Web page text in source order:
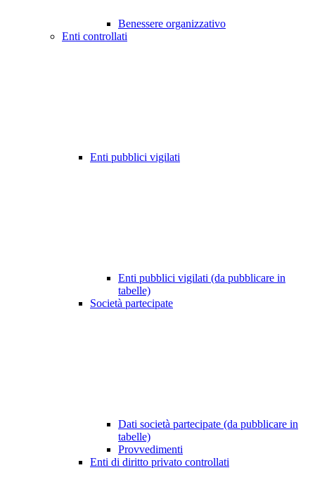
Benessere organizzativo
Enti controllati
Enti pubblici vigilati
Enti pubblici vigilati (da pubblicare in
tabelle)
Società partecipate
Dati società partecipate (da pubblicare in
tabelle)
Provvedimenti
Enti di diritto privato controllati